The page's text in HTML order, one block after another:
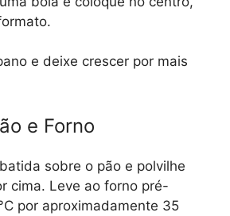
e deixe crescer por mais
e Forno
sobre o pão e polvilhe
cima. Leve ao forno pré-
por aproximadamente 35